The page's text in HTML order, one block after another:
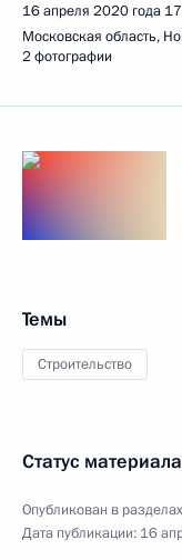
16 апреля 2020 года
Московская область,
2 фотографии
Темы
Строительство
Статус материала
Опубликован в
Дата публикации: 16